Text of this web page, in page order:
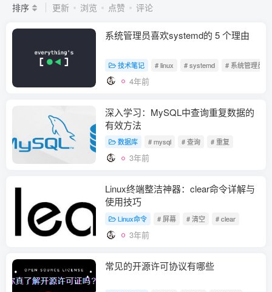
排序
更新 浏览 点赞 评论
系统管理员喜欢systemd的 5 个理由
技术笔记 # linux # systemd # 系统管理员
4年前
深入学习：MySQL中查询重复数据的
有效方法
数据库 # mysql # 查询 # 重复
3年前
Linux终端整洁神器：clear命令详解与
使用技巧
Linux命令 # 屏幕 # 清空 # clear
3年前
常见的开源许可协议有哪些